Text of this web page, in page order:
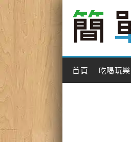
Main Menu
首頁 吃喝玩樂